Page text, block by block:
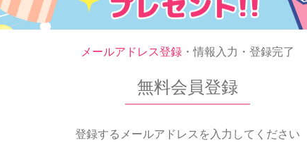
メールアドレス登録 ・情報入力・登録完了
無料会員登録
登録するメールアドレスを入力してください